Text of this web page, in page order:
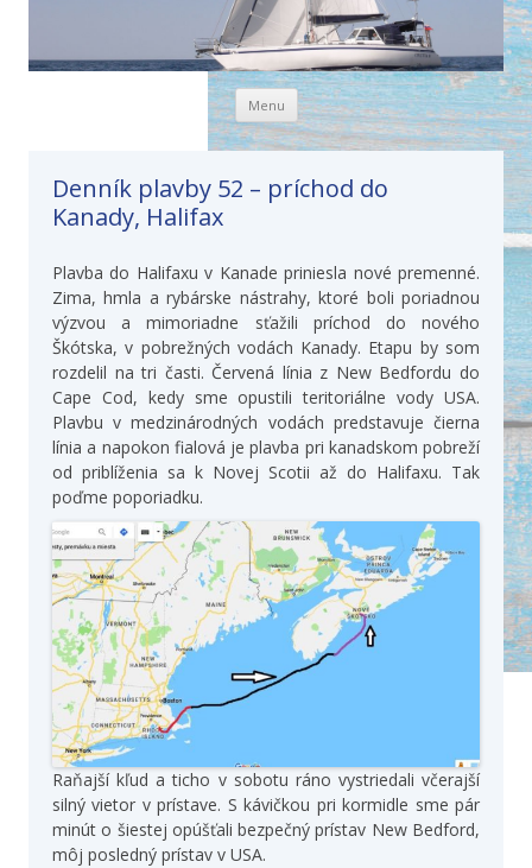
Menu Skip to content
Denník plavby 52 – príchod do
Kanady, Halifax
Plavba do Halifaxu v Kanade priniesla nové premenné.
Zima, hmla a rybárske nástrahy, ktoré boli poriadnou
výzvou a mimoriadne sťažili príchod do nového
Škótska, v pobrežných vodách Kanady. Etapu by som
rozdelil na tri časti. Červená línia z New Bedfordu do
Cape Cod, kedy sme opustili teritoriálne vody USA.
Plavbu v medzinárodných vodách predstavuje čierna
línia a napokon fialová je plavba pri kanadskom pobreží
od priblíženia sa k Novej Scotii až do Halifaxu. Tak
poďme poporiadku.
Raňajší kľud a ticho v sobotu ráno vystriedali včerajší
silný vietor v prístave. S kávičkou pri kormidle sme pár
minút o šiestej opúšťali bezpečný prístav New Bedford,
môj posledný prístav v USA.